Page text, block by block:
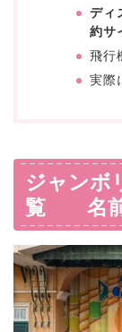
ディ
約サ
飛行
実際
ジャンボ
覧 名前